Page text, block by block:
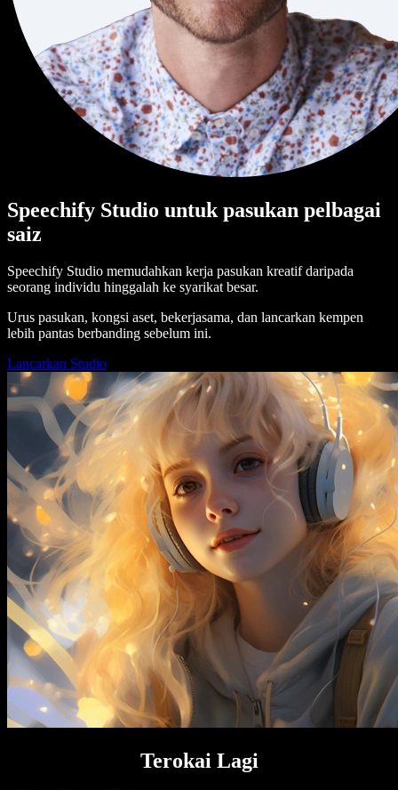
Speechify Studio untuk pasukan pelbagai
saiz
Speechify Studio memudahkan kerja pasukan kreatif daripada
seorang individu hinggalah ke syarikat besar.
Urus pasukan, kongsi aset, bekerjasama, dan lancarkan kempen
lebih pantas berbanding sebelum ini.
Lancarkan Studio
Terokai Lagi